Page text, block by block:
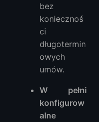
bez
koniecznoś
ci
długotermin
owych
umów.
W pełni
konfigurow
alne